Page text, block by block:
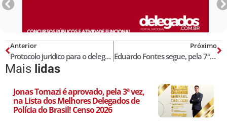
Anterior
Protocolo jurídico para o delegado coletar material genético de investigado
Próximo
Eduardo Fontes segue, pela 7ª vez, na Lista dos Melhores Delegados de Polícia do Brasil! Censo 2023
Mais lidas
Jonas Tomazi é aprovado, pela 3ª vez,
na Lista dos Melhores Delegados de
Polícia do Brasil! Censo 2026